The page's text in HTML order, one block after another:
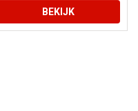
BEKIJK